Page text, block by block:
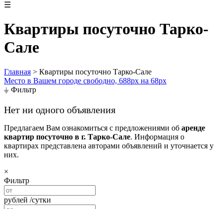
☰
Квартиры посуточно Тарко-
Сале
Главная > Квартиры посуточно Тарко-Сале
Место в Вашем городе свободно, 688px на 68px
⏚ Фильтр
Нет ни одного объявления
Предлагаем Вам ознакомиться с предложениями об аренде
квартир посуточно в г. Тарко-Сале. Информация о
квартирах представлена авторами объявлений и уточнается у
них.
×
Фильтр
рублей /сутки